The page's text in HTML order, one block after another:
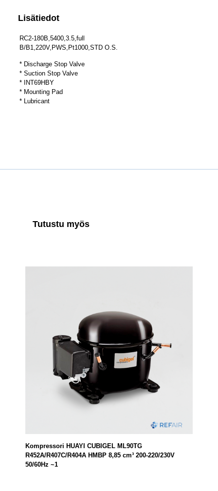
Lisätiedot
RC2-180B,5400,3.5,full
B/B1,220V,PWS,Pt1000,STD O.S.
* Discharge Stop Valve
* Suction Stop Valve
* INT69HBY
* Mounting Pad
* Lubricant
Tutustu myös
Kompressori HUAYI CUBIGEL ML90TG
R452A/R407C/R404A HMBP 8,85 cm³ 200-220/230V
50/60Hz ~1